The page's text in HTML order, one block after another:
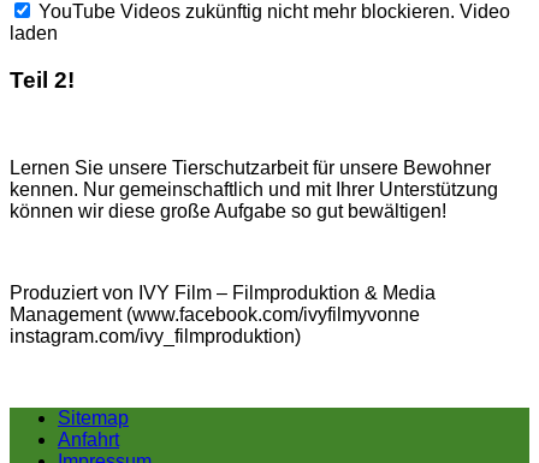
YouTube Videos zukünftig nicht mehr blockieren. Video
laden
Teil 2!
Lernen Sie unsere Tierschutzarbeit für unsere Bewohner
kennen. Nur gemeinschaftlich und mit Ihrer Unterstützung
können wir diese große Aufgabe so gut bewältigen!
Produziert von IVY Film – Filmproduktion & Media
Management (www.facebook.com/ivyfilmyvonne
instagram.com/ivy_filmproduktion)
Sitemap
Anfahrt